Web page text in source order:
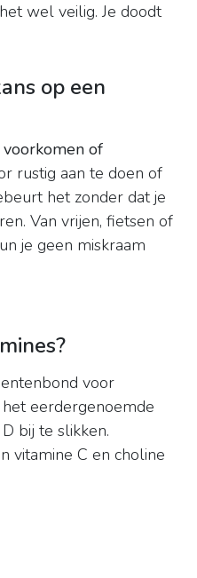
wel veilig. Je doodt
op een
of
rustig aan te doen of
het zonder dat je
Van vrijen, fietsen of
je geen miskraam
voor
eerdergenoemde
bij te slikken.
vitamine C en choline